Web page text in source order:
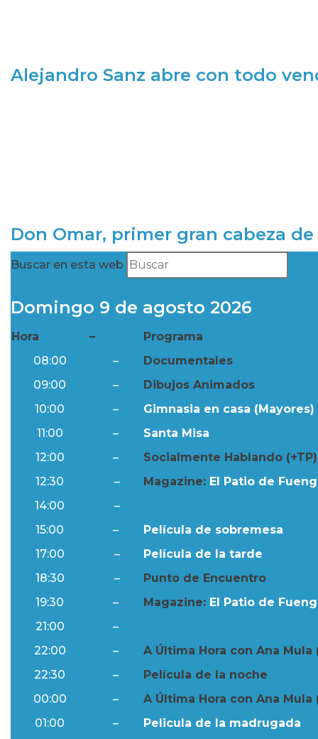
Alejandro Sanz abre con todo
Don Omar, primer gran cabeza
Buscar en esta web
Domingo 9 de agosto 2026
Hora –
Programa
08:00
–
Documentales
09:00
–
Dibujos Animados
10:00
–
Gimnasia en casa (Mayores)
11:00
–
Santa Misa
12:00
–
Socialmente Hablando (+TP)
12:30
– Magazine: El Patio de
14:00
–
15:00
–
Película de sobremesa
17:00
–
Película de la tarde
18:30
–
Punto de Encuentro
19:30
– Magazine: El Patio de
21:00
–
22:00
–
A Última Hora con Ana Mula
22:30
–
Película de la noche
00:00
–
A Última Hora con Ana Mula
01:00
– Pelicula de la madrugada